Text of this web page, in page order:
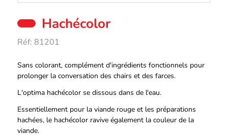
Hachécolor
Réf: 81201
Description
Sans colorant, complément d'ingrédients fonctionnels pour
prolonger la conversation des chairs et des farces.
L'optima hachécolor se dissous dans de l'eau.
Essentiellement pour la viande rouge et les préparations
hachées, le hachécolor ravive également la couleur de la
viande.